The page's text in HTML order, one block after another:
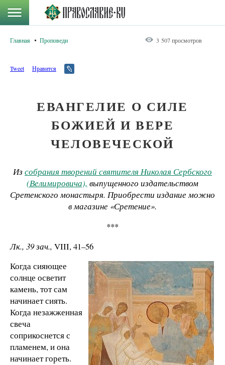
Главная Проповеди 3 507 просмотров
Tweet Нравится
ЕВАНГЕЛИЕ О СИЛЕ
БОЖИЕЙ И ВЕРЕ
ЧЕЛОВЕЧЕСКОЙ
Изсобрания творений святителя Николая Сербского
(Велимировича), выпущенного издательством
Сретенского монастыря. Приобрести издание можно
в магазине «Сретение».
***
Лк., 39 зач., VIII, 41–56
Когда сияющее
солнце осветит
камень, тот сам
начинает сиять.
Когда незажженная
свеча
соприкоснется с
пламенем, и она
начинает гореть.